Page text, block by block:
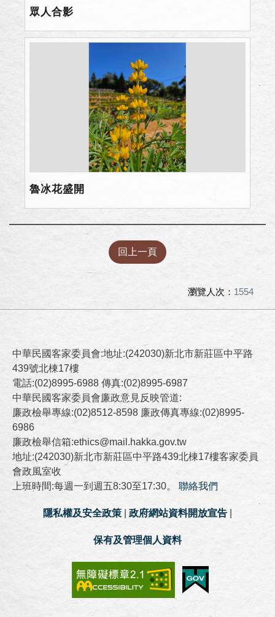
眾人合影
魯冰花盛開
回上一頁
瀏覽人次： 1554
中華民國客家委員會:地址:(242030)新北市新莊區中平路
439號北棟17樓
電話:(02)8995-6988 傳真:(02)8995-6987
中華民國客家委員會廉政意見反映管道:
廉政檢舉專線:(02)8512-8598 廉政傳真專線:(02)8995-
6986
廉政檢舉信箱:ethics@mail.hakka.gov.tw
地址:(242030)新北市新莊區中平路439北棟17樓客家委員
會政風室收
上班時間:每週一到週五8:30至17:30。 聯絡我們
隱私權及安全政策 政府網站資料開放宣告
保有及管理個人資料